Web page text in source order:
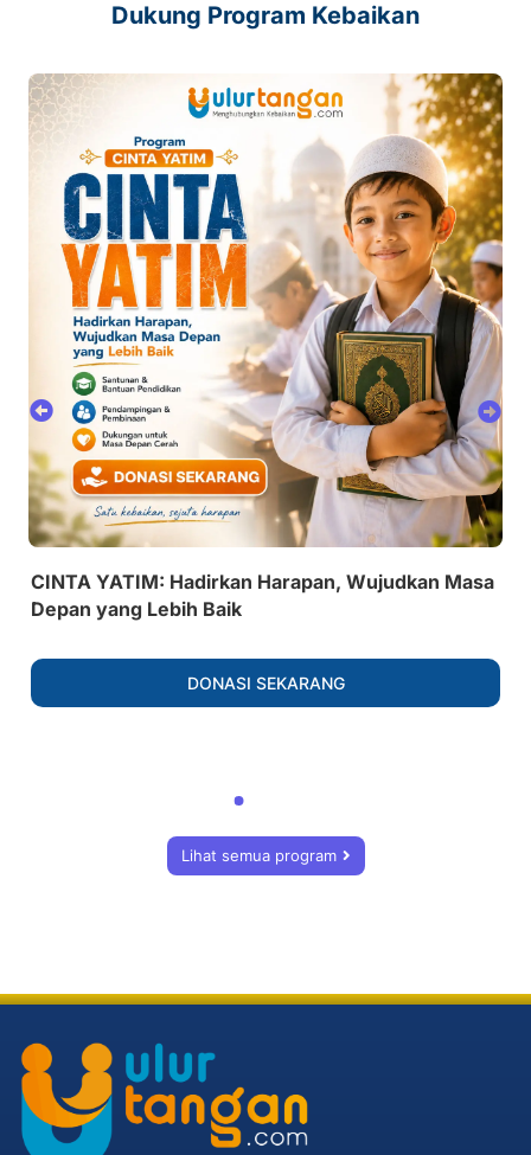
Dukung Program Kebaikan
CINTA YATIM: Hadirkan Harapan, Wujudkan Masa
Depan yang Lebih Baik
DONASI SEKARANG
Lihat semua program